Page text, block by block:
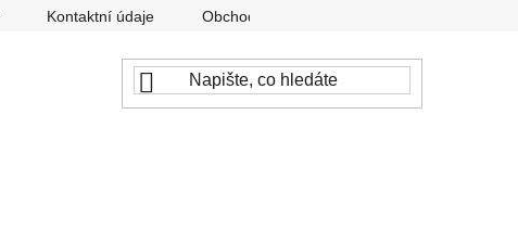
Kontaktní údaje Obchodní podmínky